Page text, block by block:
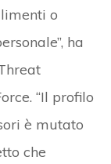
o
ha
“Il profilo
è mutato
che